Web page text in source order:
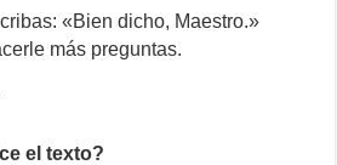
«Bien dicho, Maestro.»
más preguntas.
el texto?